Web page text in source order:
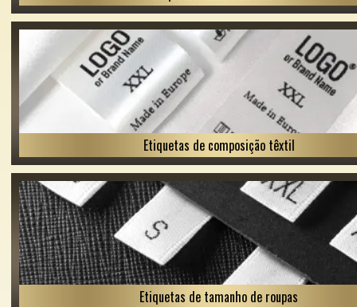
Etiquetas de composição têxtil
Etiquetas de tamanho de roupas